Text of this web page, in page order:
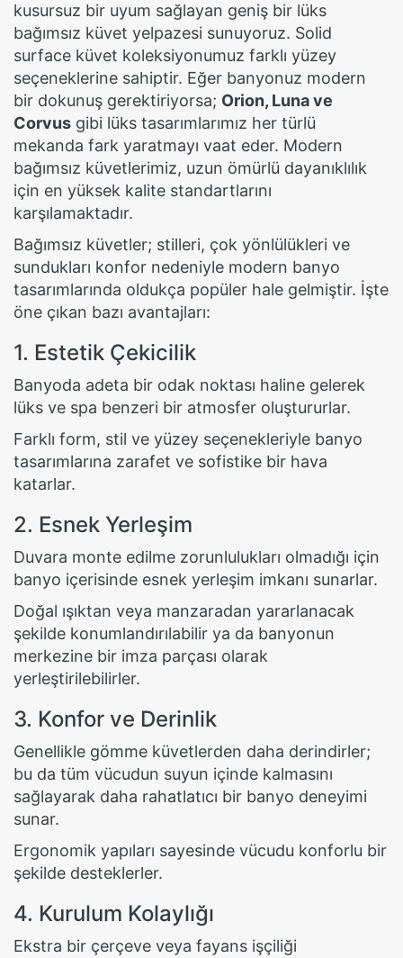
kusursuz bir uyum sağlayan geniş bir lüks
bağımsız küvet yelpazesi sunuyoruz. Solid
surface küvet koleksiyonumuz farklı yüzey
seçeneklerine sahiptir. Eğer banyonuz modern
bir dokunuş gerektiriyorsa; Orion, Luna ve
Corvus gibi lüks tasarımlarımız her türlü
mekanda fark yaratmayı vaat eder. Modern
bağımsız küvetlerimiz, uzun ömürlü dayanıklılık
için en yüksek kalite standartlarını
karşılamaktadır.
Bağımsız küvetler; stilleri, çok yönlülükleri ve
sundukları konfor nedeniyle modern banyo
tasarımlarında oldukça popüler hale gelmiştir. İşte
öne çıkan bazı avantajları:
1. Estetik Çekicilik
Banyoda adeta bir odak noktası haline gelerek
lüks ve spa benzeri bir atmosfer oluştururlar.
Farklı form, stil ve yüzey seçenekleriyle banyo
tasarımlarına zarafet ve sofistike bir hava
katarlar.
2. Esnek Yerleşim
Duvara monte edilme zorunlulukları olmadığı için
banyo içerisinde esnek yerleşim imkanı sunarlar.
Doğal ışıktan veya manzaradan yararlanacak
şekilde konumlandırılabilir ya da banyonun
merkezine bir imza parçası olarak
yerleştirilebilirler.
3. Konfor ve Derinlik
Genellikle gömme küvetlerden daha derindirler;
bu da tüm vücudun suyun içinde kalmasını
sağlayarak daha rahatlatıcı bir banyo deneyimi
sunar.
Ergonomik yapıları sayesinde vücudu konforlu bir
şekilde desteklerler.
4. Kurulum Kolaylığı
Ekstra bir çerçeve veya fayans işçiliği